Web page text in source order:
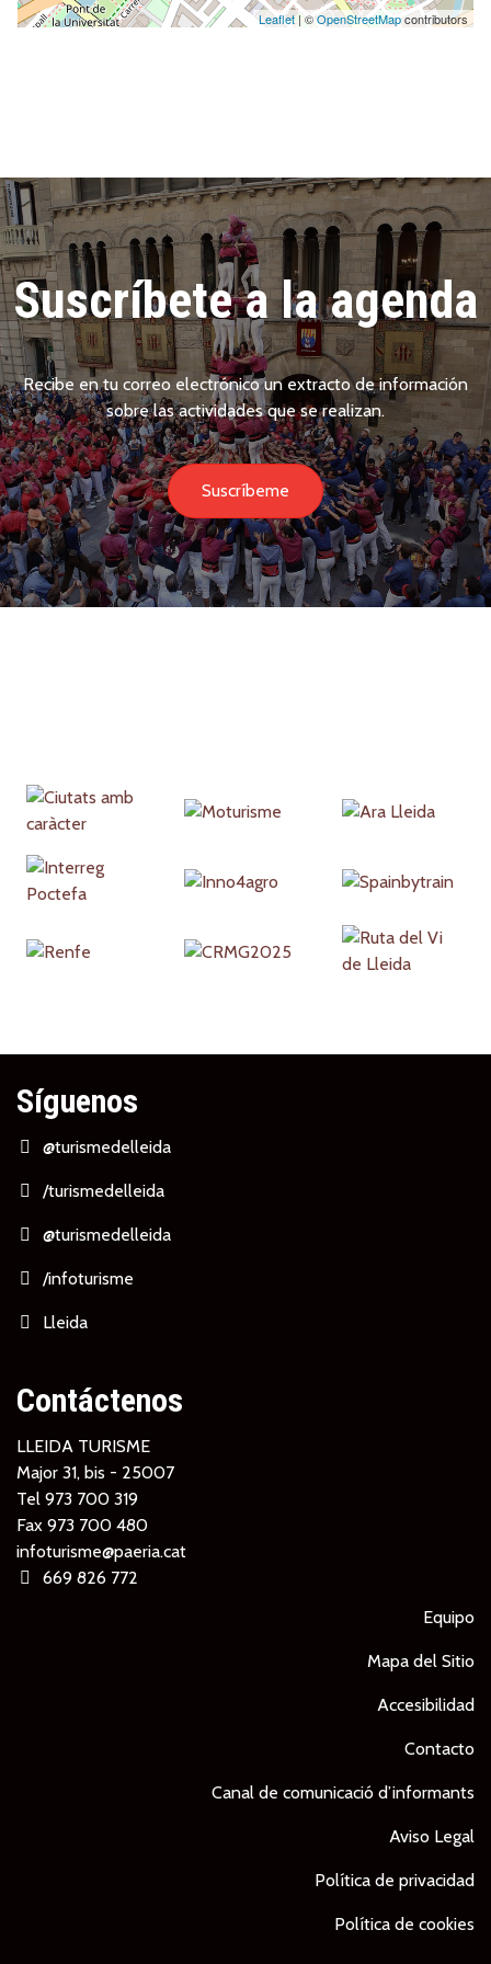
Leaflet| ©OpenStreetMapcontributors
Suscríbete a la agenda
Recibe en tu correo electrónico un extracto de información
sobre las actividades que se realizan.
Suscríbeme
Partners
Síguenos
@turismedelleida
/turismedelleida
@turismedelleida
/infoturisme
Lleida
Contáctenos
LLEIDA TURISME
Major 31, bis - 25007
Tel 973 700 319
Fax 973 700 480
infoturisme@paeria.cat
669 826 772
Equipo
Mapa del Sitio
Accesibilidad
Contacto
Canal de comunicació d’informants
Aviso Legal
Política de privacidad
Política de cookies